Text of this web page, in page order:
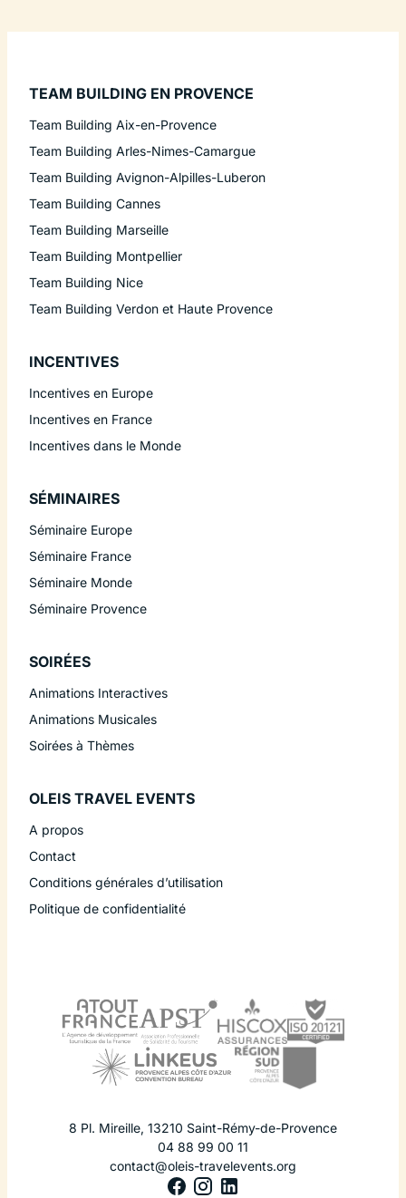
TEAM BUILDING EN PROVENCE
Team Building Aix-en-Provence
Team Building Arles-Nimes-Camargue
Team Building Avignon-Alpilles-Luberon
Team Building Cannes
Team Building Marseille
Team Building Montpellier
Team Building Nice
Team Building Verdon et Haute Provence
INCENTIVES
Incentives en Europe
Incentives en France
Incentives dans le Monde
SÉMINAIRES
Séminaire Europe
Séminaire France
Séminaire Monde
Séminaire Provence
SOIRÉES
Animations Interactives
Animations Musicales
Soirées à Thèmes
OLEIS TRAVEL EVENTS
A propos
Contact
Conditions générales d’utilisation
Politique de confidentialité
8 Pl. Mireille, 13210 Saint-Rémy-de-Provence
04 88 99 00 11
contact@oleis-travelevents.org